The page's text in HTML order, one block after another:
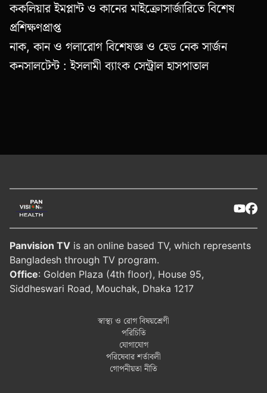
ককলিয়ার ইমপ্লান্ট ও কানের মাইক্রোসার্জারিতে বিশেষ
প্রশিক্ষণপ্রাপ্ত
নাক, কান ও গলারোগ বিশেষজ্ঞ ও হেড নেক সার্জন
কনসালটেন্ট : ইসলামী ব্যাংক সেন্ট্রাল হাসপাতাল
Panvision TV is an online based TV, which represents
Bangladesh through TV program.
Office: Golden Plaza (4th floor), House 95,
Siddheswari Road, Mouchak, Dhaka 1217
স্বাস্থ্য ও রোগ বিষয়শ্রেণী
পরিচিতি
যোগাযোগ
পরিষেবার শর্তাবলী
গোপনীয়তা নীতি